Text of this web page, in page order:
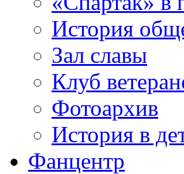
История
Зал славы
Клуб
Фотоархив
История в
Фанцентр